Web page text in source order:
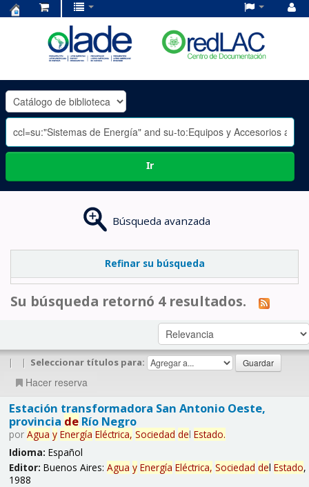
OLADE
-
Ir
Búsqueda avanzada
Refinar su búsqueda
Su búsqueda retornó 4 resultados.
| | Seleccionar títulos para:
Hacer reserva
Estación transformadora San Antonio Oeste,
provincia deRío Negro
por Agua y Energía Eléctrica, Sociedad del Estado.
Idioma: Español
Editor: Buenos Aires: Agua y Energía Eléctrica, Sociedad del Estado,
1988